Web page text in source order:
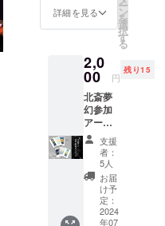
認メー
い。 ★
クラウ
ドファ
ンディ
ング特
典とし
て、当
日劇場
購入の
お客様
より先
行して
写真が
てお送
りいた
しま
希望の
役者か
らのお
礼メッ
セージ
を裏側
に直筆
でお書
きしま
すの
で、備
考欄に
希望の
詳細を見る ー
ン
を
選
択
す
る
2,0
00 円
残り15
北斎夢
幻参加
アー
ティス
トから
の特別
なリ
ターン
クラウ
ドファ
支援
者：
5人
お届
け予
定：
2024
年07